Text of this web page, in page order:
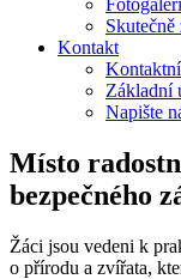
Kontakt
Základní
Napište
Místo
bezpečného
Žáci jsou vedeni k
o přírodu a zvířata,